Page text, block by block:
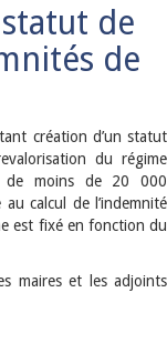
de
de
création d’un statut
du régime
de moins de 20 000
calcul de l’indemnité
est fixé en fonction du
maires et les adjoints